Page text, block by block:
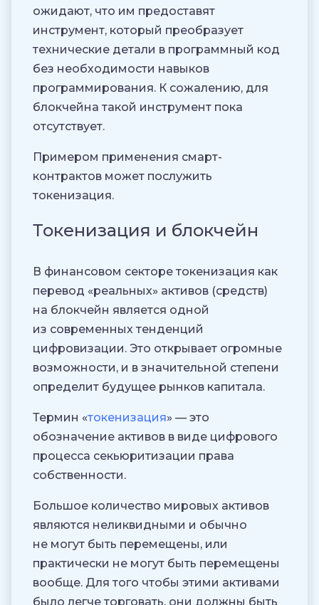
ожидают, что им предоставят
инструмент, который преобразует
технические детали в программный код
без необходимости навыков
программирования. К сожалению, для
блокчейна такой инструмент пока
отсутствует.
Примером применения смарт-
контрактов может послужить
токенизация.
Токенизация и блокчейн
В финансовом секторе токенизация как
перевод «реальных» активов (средств)
на блокчейн является одной
из современных тенденций
цифровизации. Это открывает огромные
возможности, и в значительной степени
определит будущее рынков капитала.
Термин «токенизация» — это
обозначение активов в виде цифрового
процесса секьюритизации права
собственности.
Большое количество мировых активов
являются неликвидными и обычно
не могут быть перемещены, или
практически не могут быть перемещены
вообще. Для того чтобы этими активами
было легче торговать, они должны быть